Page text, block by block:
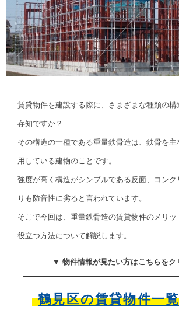
賃貸物件を建設する際に、さまざまな種類の
存知ですか？
その構造の一種である重量鉄骨造は、鉄骨を
用している建物のことです。
強度が高く構造がシンプルである反面、コンク
りも防音性に劣ると言われています。
そこで今回は、重量鉄骨造の賃貸物件のメリッ
役立つ方法について解説します。
▼ 物件情報が見たい方はこちらを
鶴見区の賃貸物件一